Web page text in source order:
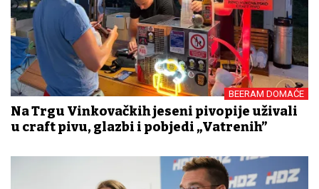
BEERAM DOMAĆE
Na Trgu Vinkovačkih jeseni pivopije uživali
u craft pivu, glazbi i pobjedi „Vatrenih”